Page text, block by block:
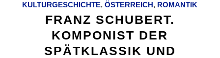
KULTURGESCHICHTE,ÖSTERREICH, ROMANTIK
FRANZ SCHUBERT.
KOMPONIST DER
SPÄTKLASSIK UND